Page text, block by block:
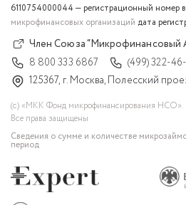
6110754000044 — регистрационный номер в
микрофинансовых организаций дата
Член Союза “Микрофинансовый
8 800 333 6867
(499) 322-
125367, г. Москва, Полесский
(с) «МКК Фонд микрофинансирования НСО».
Все права защищены
Сведения о сумме и количестве
период